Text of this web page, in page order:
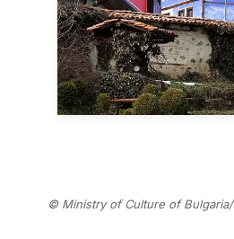
© Ministry of Culture of Bulgaria/